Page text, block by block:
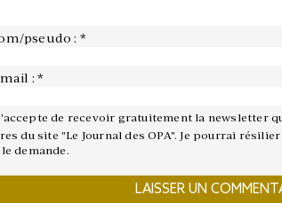
pseudo : *
: *
de recevoir gratuitement la newsletter
du site "Le Journal des OPA". Je pourrai
demande.